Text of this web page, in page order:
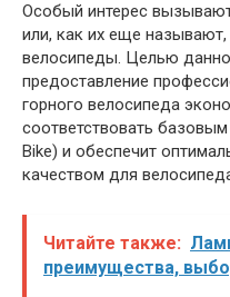
Особый интерес
или, как их еще
велосипеды. Целью
предоставление
горного велосипеда
соответствовать
Bike) и обеспечит
качеством для
Читайте также:
преимущества,